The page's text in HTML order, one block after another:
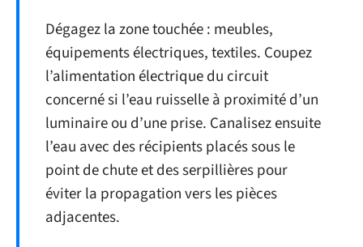
Dégagez la zone touchée : meubles,
équipements électriques, textiles. Coupez
l’alimentation électrique du circuit
concerné si l’eau ruisselle à proximité d’un
luminaire ou d’une prise. Canalisez ensuite
l’eau avec des récipients placés sous le
point de chute et des serpillières pour
éviter la propagation vers les pièces
adjacentes.